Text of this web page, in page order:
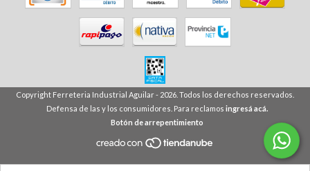
Copyright Ferreteria Industrial Aguilar - 2026. Todos los derechos reservados.
Defensa de las y los consumidores. Para reclamos ingresá acá.
Botón de arrepentimiento